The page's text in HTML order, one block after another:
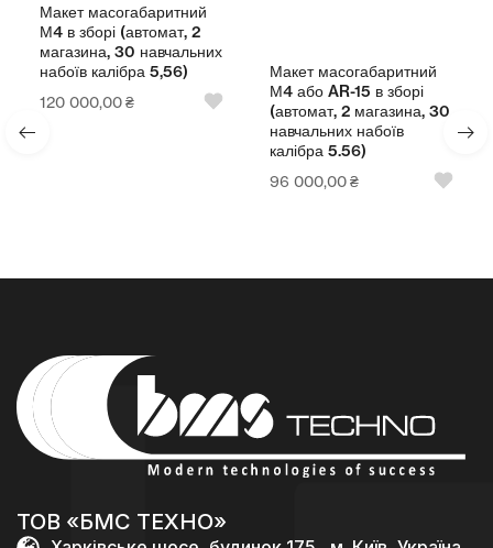
Макет масогабаритний
М4 в зборі (автомат, 2
магазина, 30 навчальних
набоїв калібра 5,56)
120 000,00₴
Макет масогабаритний
М4 або AR-15 в зборі
(автомат, 2 магазина, 30
навчальних набоїв
калібра 5.56)
96 000,00₴
ТОВ «БМС ТЕХНО»